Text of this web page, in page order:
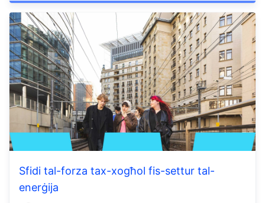
Sfidi tal-forza tax-xogħol fis-settur tal-
enerġija